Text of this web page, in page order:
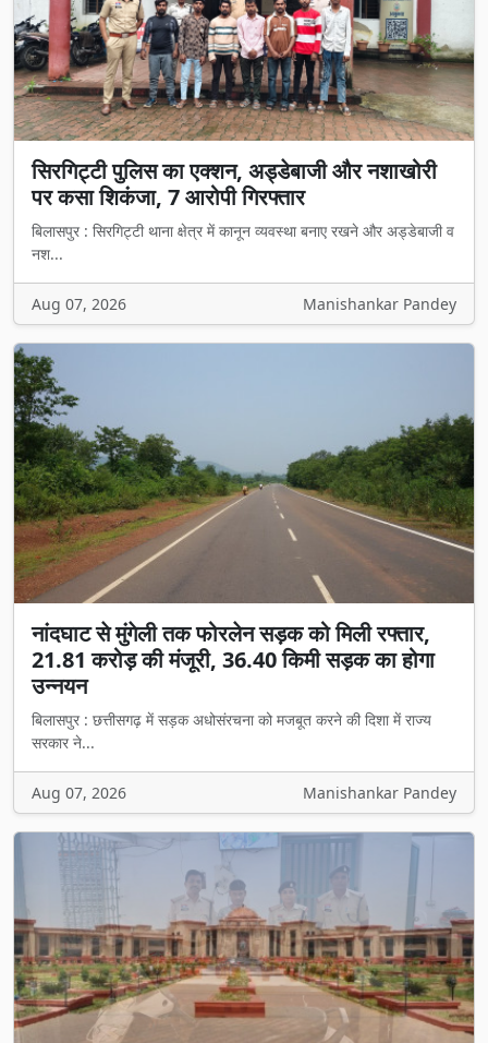
सिरगिट्टी पुलिस का एक्शन, अड्डेबाजी और नशाखोरी
पर कसा शिकंजा, 7 आरोपी गिरफ्तार
बिलासपुर : सिरगिट्टी थाना क्षेत्र में कानून व्यवस्था बनाए रखने और अड्डेबाजी व
नश...
Aug 07, 2026 Manishankar Pandey
नांदघाट से मुंगेली तक फोरलेन सड़क को मिली रफ्तार,
21.81 करोड़ की मंजूरी, 36.40 किमी सड़क का होगा
उन्नयन
बिलासपुर : छत्तीसगढ़ में सड़क अधोसंरचना को मजबूत करने की दिशा में राज्य
सरकार ने...
Aug 07, 2026 Manishankar Pandey